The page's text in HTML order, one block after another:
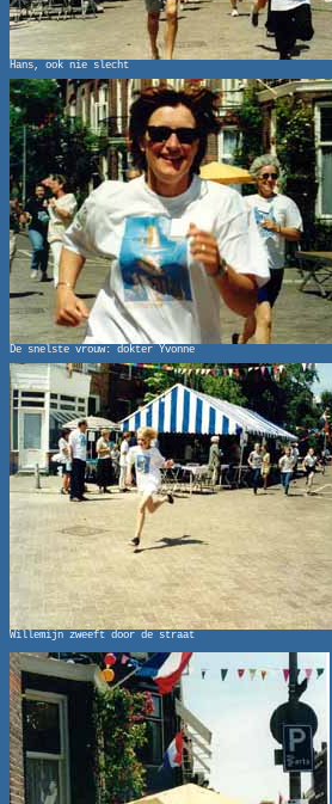
Hans, ook nie slecht
De snelste vrouw: dokter Yvonne
Willemijn zweeft door de straat